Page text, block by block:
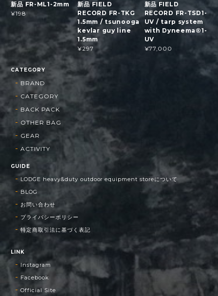
新品 FR-ML1-2mm
¥198
新品 FIELD
RECORD FR-TKG
1.5mm / tsunooga
kevlar guy line
1.5mm
¥297
新品 FIELD
RECORD FR-TSD1-
UV / tarp system
with Dyneema®1-
UV
¥77,000
CATEGORY
BRAND
CATEGORY
BACK PACK
OTHER BAG
GEAR
ACTIVITY
GUIDE
LODGE heavy&duty outdoor equipment storeについて
BLOG
お問い合わせ
プライバシーポリシー
特定商取引法に基づく表記
LINK
Instagram
Facebook
Official Site